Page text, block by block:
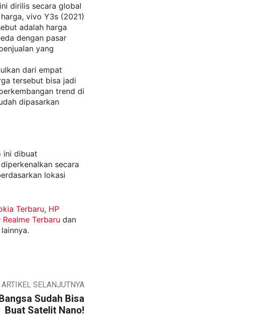
dirilis secara global
vivo Y3s (2021)
adalah harga
dengan pasar
yang
dari empat
tersebut bisa jadi
trend di
dipasarkan
ini dibuat
secara
lokasi
Terbaru, HP
Realme Terbaru dan
lainnya.
ARTIKEL SELANJUTNYA
Sudah Bisa
Buat Satelit Nano!